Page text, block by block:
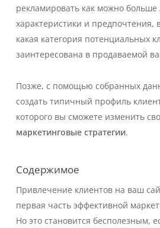
рекламировать как можно
характеристики и предпочтения,
какая категория потенциальных
заинтересована в продаваемой
Позже, с помощью собранных
создать типичный профиль
которого вы сможете изменить
маркетинговые стратегии.
Содержимое
Привлечение клиентов на ваш
первая часть эффективной
Но это становится бесполезным,